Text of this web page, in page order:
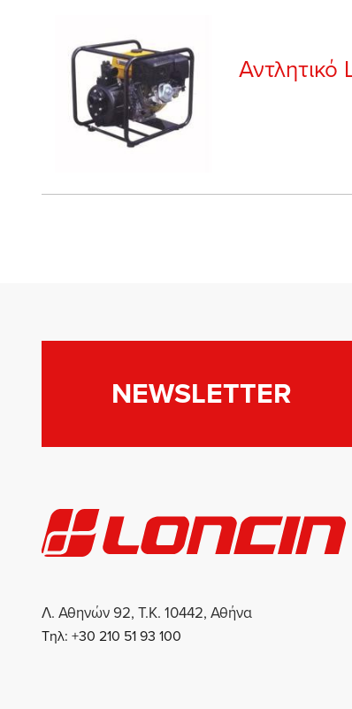
Αντλητικό
NEWSLETTER
Λ. Αθηνών 92, Τ.Κ. 10442, Αθήνα
Τηλ: +30 210 51 93 100